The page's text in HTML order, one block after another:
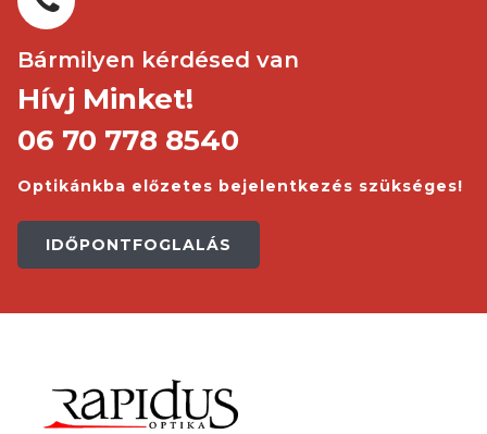
Bármilyen kérdésed van
Hívj Minket!
06 70 778 8540
Optikánkba előzetes bejelentkezés szükséges!
IDŐPONTFOGLALÁS